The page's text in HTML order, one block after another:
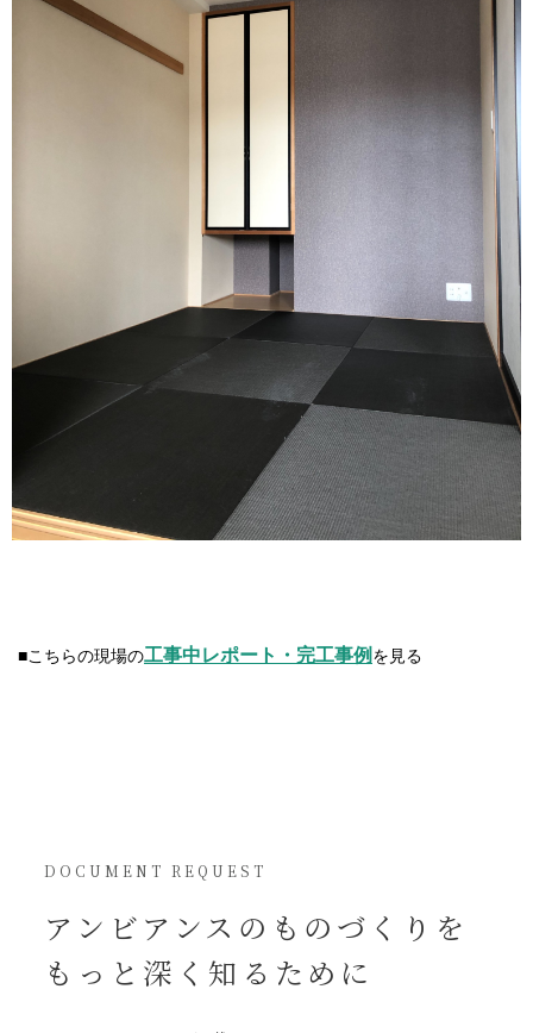
■こちらの現場の工事中レポート・完工事例 を見る
DOCUMENT REQUEST
アンビアンスの ものづくりを
もっと深く知るために